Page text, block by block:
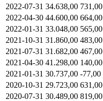
2022-07-31 34.638,00 731,00
2022-04-30 44.600,00 664,00
2022-01-31 33.048,00 565,00
2021-10-31 31.860,00 483,00
2021-07-31 31.682,00 467,00
2021-04-30 41.298,00 140,00
2021-01-31 30.737,00 -77,00
2020-10-31 29.723,00 631,00
2020-07-31 30.489,00 819,00